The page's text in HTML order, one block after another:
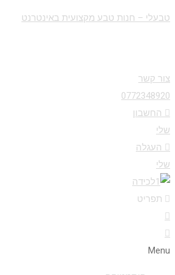
טבעלי – חנות טבע מקצועית באינטרנט
צור קשר
0772348920
החשבון
שלי
העגלה
שלי
תפריט
Menu